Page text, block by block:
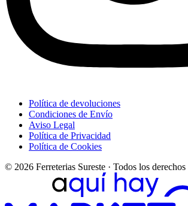
Política de devoluciones
Condiciones de Envío
Aviso Legal
Política de Privacidad
Política de Cookies
© 2026 Ferreterias Sureste · Todos los derechos